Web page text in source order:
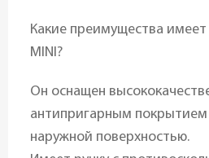
Какие преимущества имеет
MINI?
Он оснащен
антипригарным
наружной поверхностью.